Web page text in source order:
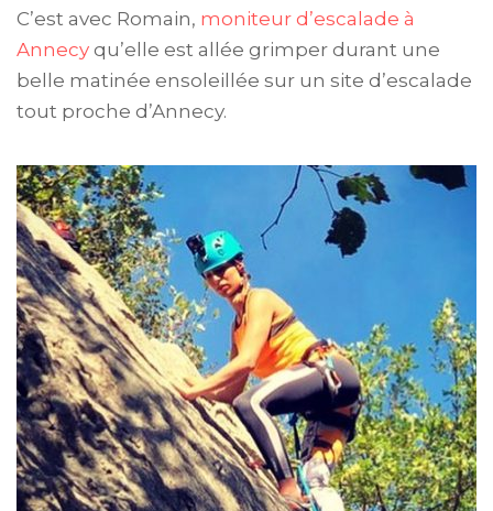
C’est avec Romain, moniteur d’escalade à
Annecy qu’elle est allée grimper durant une
belle matinée ensoleillée sur un site d’escalade
tout proche d’Annecy.